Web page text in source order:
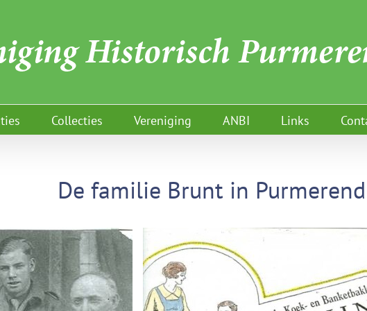
Collecties Vereniging ANBI Links
De familie Brunt in Purmerend